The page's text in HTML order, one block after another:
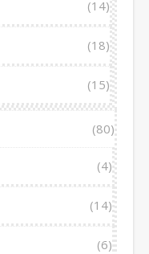
(14)
(18)
(15)
(80)
(4)
(14)
(6)